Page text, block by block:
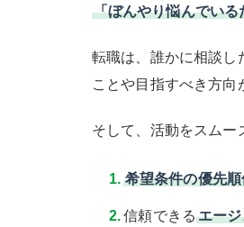
「ぼんやり悩んでい
転職は、誰かに相談し
ことや目指すべき方向
そして、活動をスムー
希望条件の優先順
信頼できる エー